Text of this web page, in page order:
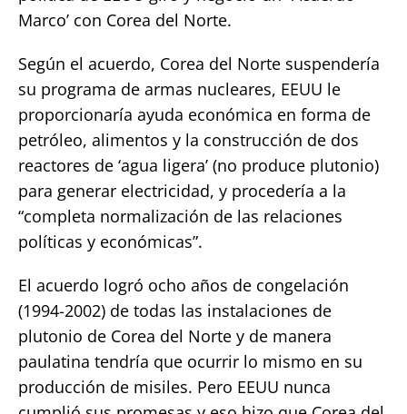
Marco’ con Corea del Norte.
Según el acuerdo, Corea del Norte suspendería
su programa de armas nucleares, EEUU le
proporcionaría ayuda económica en forma de
petróleo, alimentos y la construcción de dos
reactores de ‘agua ligera’ (no produce plutonio)
para generar electricidad, y procedería a la
“completa normalización de las relaciones
políticas y económicas”.
El acuerdo logró ocho años de congelación
(1994-2002) de todas las instalaciones de
plutonio de Corea del Norte y de manera
paulatina tendría que ocurrir lo mismo en su
producción de misiles. Pero EEUU nunca